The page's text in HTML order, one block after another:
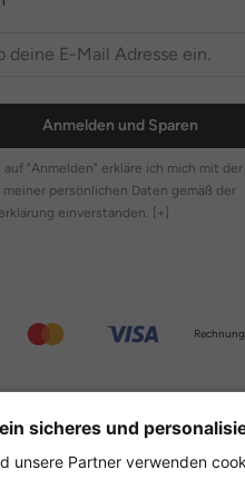
Anmelden und Sparen
auf "Anmelden" erkläre ich mich mit der
persönlichen Daten gemäß der
einverstanden. [+]
Rechnung